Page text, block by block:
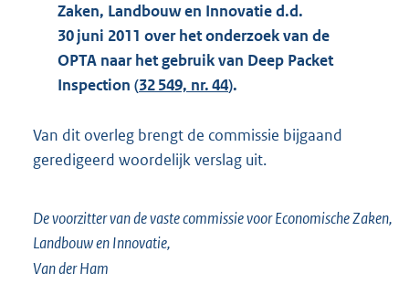
Zaken, Landbouw en Innovatie d.d.
30 juni 2011 over het onderzoek van de
OPTA naar het gebruik van Deep Packet
Inspection (32 549, nr. 44).
Van dit overleg brengt de commissie bijgaand
geredigeerd woordelijk verslag uit.
De voorzitter van de vaste commissie voor Economische Zaken,
Landbouw en Innovatie,
Van der Ham